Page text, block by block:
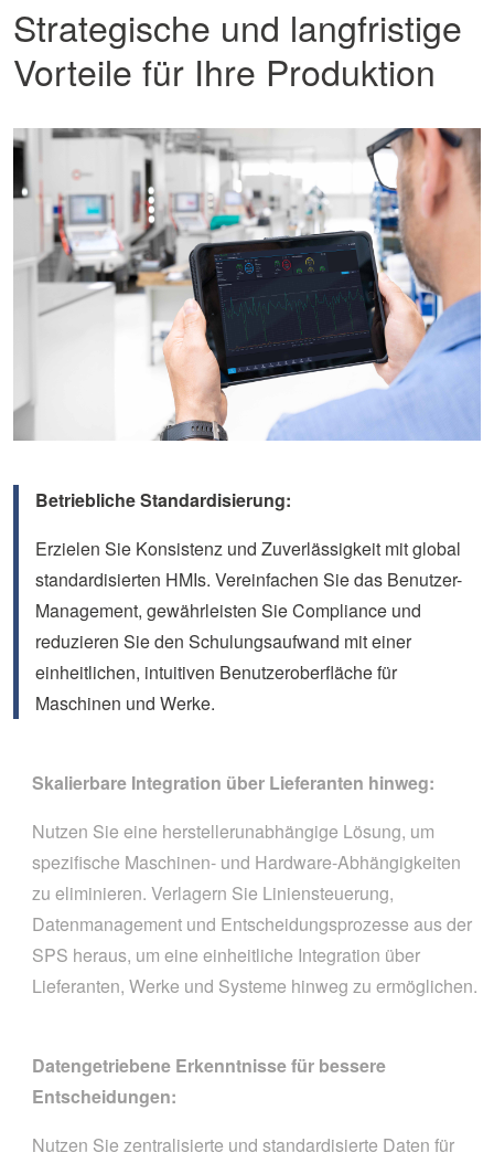
Strategische und langfristige
Vorteile für Ihre Produktion
Betriebliche Standardisierung:
Erzielen Sie Konsistenz und Zuverlässigkeit mit global
standardisierten HMIs. Vereinfachen Sie das Benutzer-
Management, gewährleisten Sie Compliance und
reduzieren Sie den Schulungsaufwand mit einer
einheitlichen, intuitiven Benutzeroberfläche für
Maschinen und Werke.
Skalierbare Integration über Lieferanten hinweg:
Nutzen Sie eine herstellerunabhängige Lösung, um
spezifische Maschinen- und Hardware-Abhängigkeiten
zu eliminieren. Verlagern Sie Liniensteuerung,
Datenmanagement und Entscheidungsprozesse aus der
SPS heraus, um eine einheitliche Integration über
Lieferanten, Werke und Systeme hinweg zu ermöglichen.
Datengetriebene Erkenntnisse für bessere
Entscheidungen:
Nutzen Sie zentralisierte und standardisierte Daten für